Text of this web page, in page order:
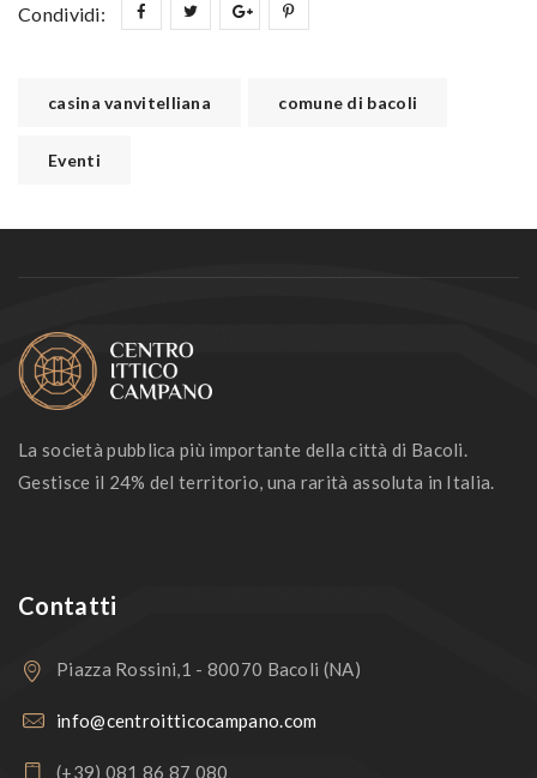
Condividi:
casina vanvitelliana comune di bacoli
Eventi
La società pubblica più importante della città di Bacoli.
Gestisce il 24% del territorio, una rarità assoluta in Italia.
Contatti
Piazza Rossini,1 - 80070 Bacoli (NA)
info@centroitticocampano.com
(+39) 081 86 87 080